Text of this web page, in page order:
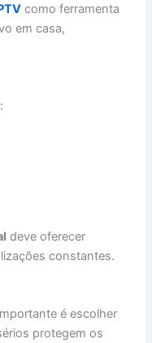
como ferramenta
em casa,
deve oferecer
constantes.
é escolher
protegem os